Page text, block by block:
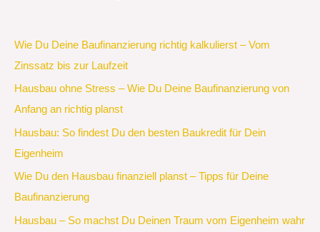
Wie Du Deine Baufinanzierung richtig kalkulierst – Vom
Zinssatz bis zur Laufzeit
Hausbau ohne Stress – Wie Du Deine Baufinanzierung von
Anfang an richtig planst
Hausbau: So findest Du den besten Baukredit für Dein
Eigenheim
Wie Du den Hausbau finanziell planst – Tipps für Deine
Baufinanzierung
Hausbau – So machst Du Deinen Traum vom Eigenheim wahr